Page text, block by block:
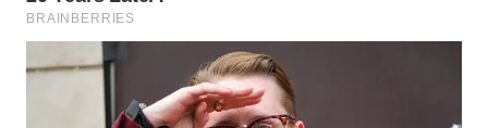
caseiro entrega um trabalho denso, silencioso e
tecnicamente mais desafiador do que muita série
apressada de agachamento.